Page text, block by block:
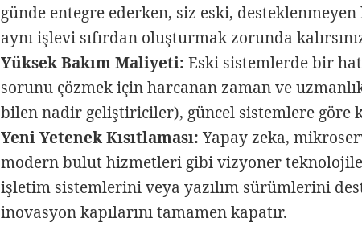
günde entegre ederken, siz eski,
aynı işlevi sıfırdan oluşturmak zorunda
Yüksek Bakım Maliyeti: Eski sistemlerde bir
sorunu çözmek için harcanan zaman ve
bilen nadir geliştiriciler), güncel sistemlere göre
Yeni Yetenek Kısıtlaması: Yapay zeka,
modern bulut hizmetleri gibi vizyoner
işletim sistemlerini veya yazılım sürümlerini
inovasyon kapılarını tamamen kapatır.